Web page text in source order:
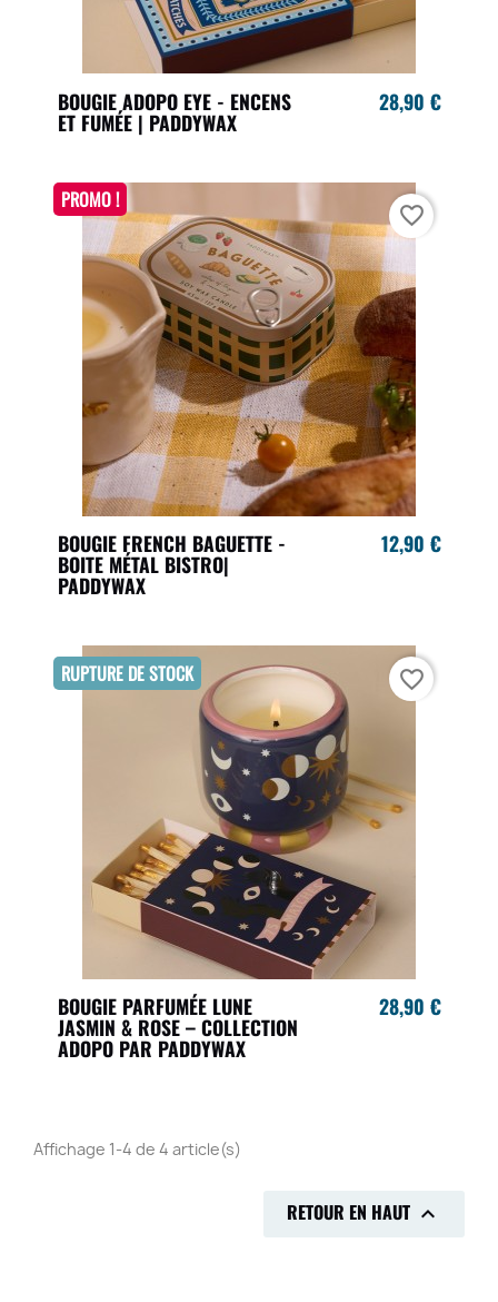
BOUGIE ADOPO EYE - ENCENS
ET FUMÉE | PADDYWAX
28,90 €
BOUGIE FRENCH BAGUETTE -
BOITE MÉTAL BISTRO|
PADDYWAX
12,90 €
PROMO !
favorite_border
BOUGIE PARFUMÉE LUNE
JASMIN & ROSE – COLLECTION
ADOPO PAR PADDYWAX
28,90 €
RUPTURE DE STOCK favorite_border
Affichage 1-4 de 4 article(s)
RETOUR EN HAUT 